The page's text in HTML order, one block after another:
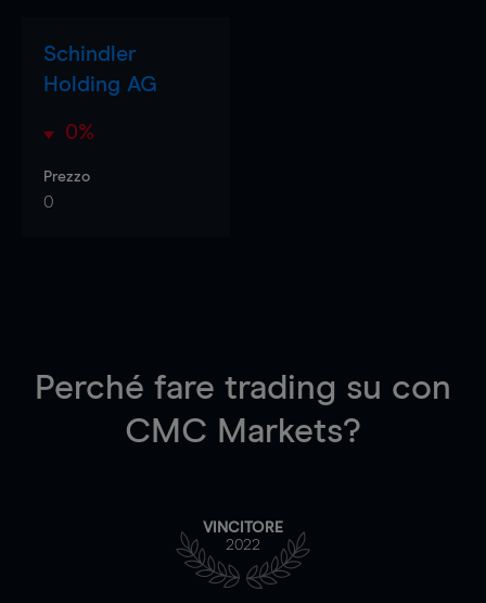
Schindler
Holding AG
0%
Prezzo
0
Perché fare trading su con
CMC Markets?
VINCITORE
2022